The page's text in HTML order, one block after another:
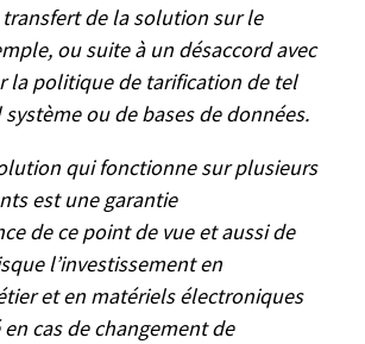
transfert de la solution sur le
ou suite à un désaccord avec
la politique de tarification de tel
ou de bases de données.
qui fonctionne sur plusieurs
est une garantie
de ce point de vue et aussi de
l’investissement en
et en matériels électroniques
cas de changement de